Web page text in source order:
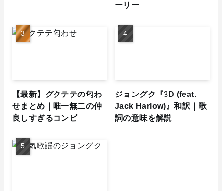
ーリー
【最新】グクテテの匂わ
せまとめ｜唯一無二の仲
良しすぎるコンビ
ジョングク『3D (feat.
Jack Harlow)』和訳｜歌
詞の意味を解説